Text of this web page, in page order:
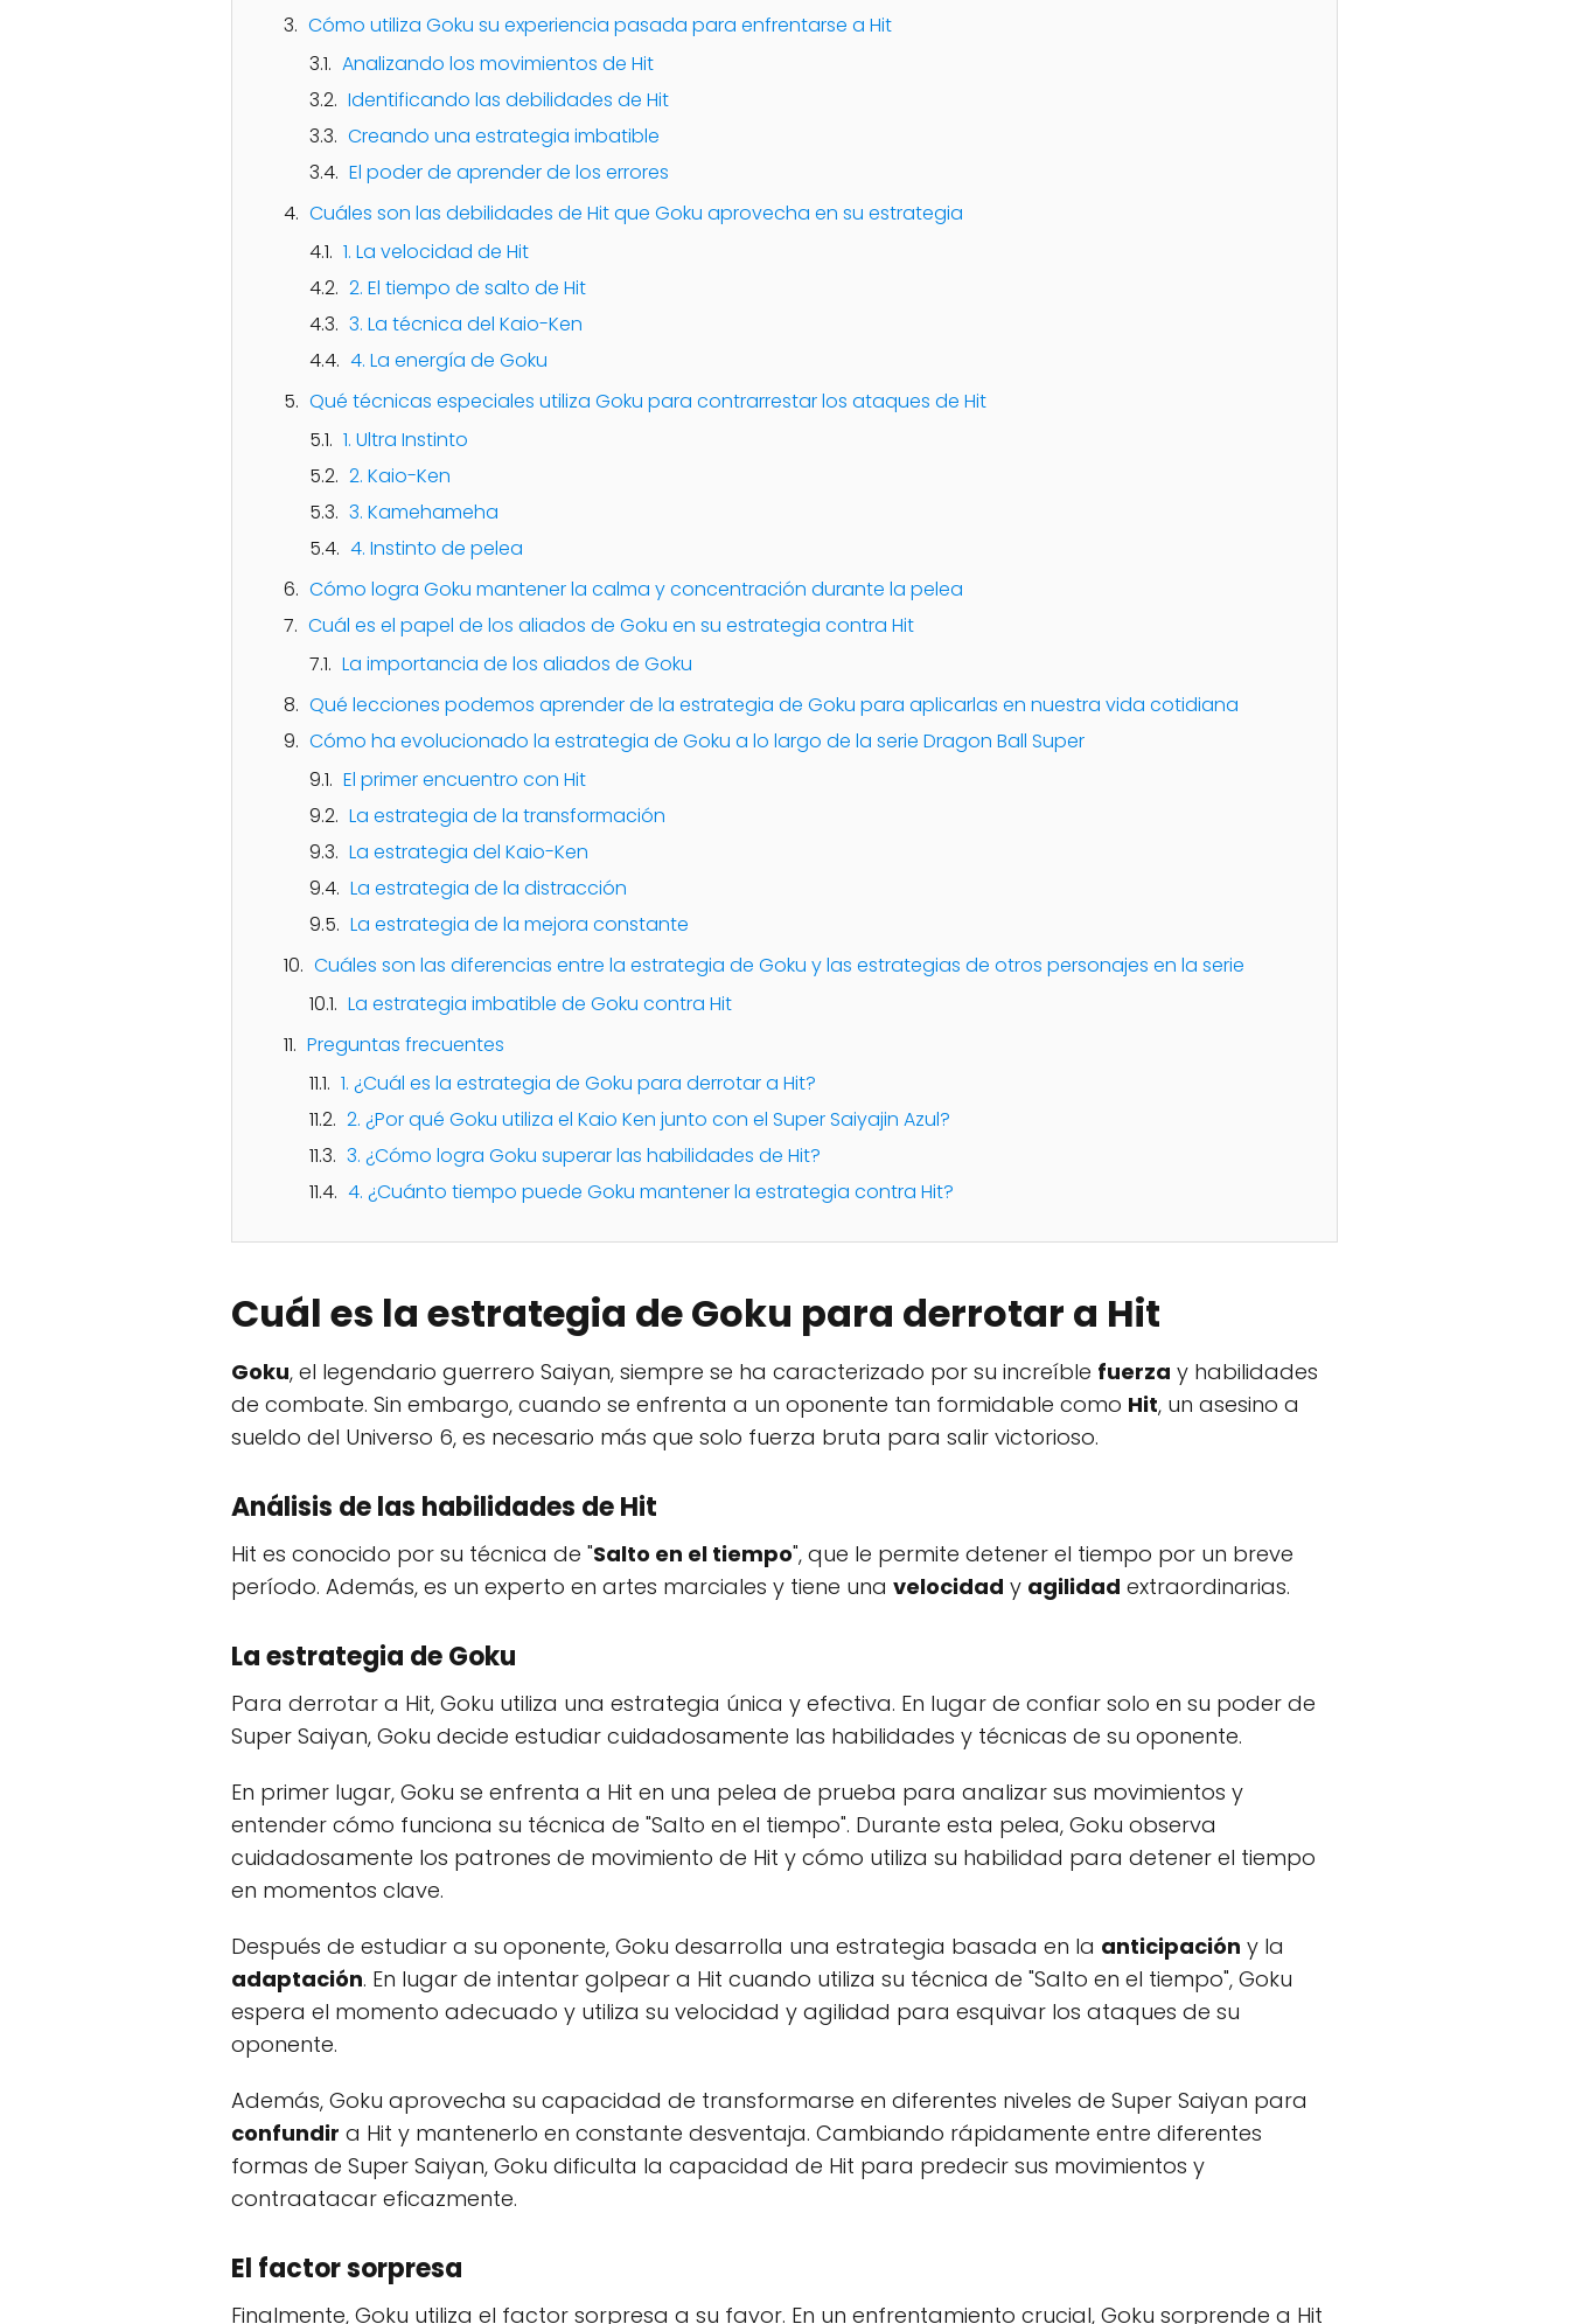
Cómo utiliza Goku su experiencia pasada para enfrentarse a Hit
Analizando los movimientos de Hit
Identificando las debilidades de Hit
Creando una estrategia imbatible
El poder de aprender de los errores
Cuáles son las debilidades de Hit que Goku aprovecha en su estrategia
1. La velocidad de Hit
2. El tiempo de salto de Hit
3. La técnica del Kaio-Ken
4. La energía de Goku
Qué técnicas especiales utiliza Goku para contrarrestar los ataques de Hit
1. Ultra Instinto
2. Kaio-Ken
3. Kamehameha
4. Instinto de pelea
Cómo logra Goku mantener la calma y concentración durante la pelea
Cuál es el papel de los aliados de Goku en su estrategia contra Hit
La importancia de los aliados de Goku
Qué lecciones podemos aprender de la estrategia de Goku para aplicarlas en nuestra vida cotidiana
Cómo ha evolucionado la estrategia de Goku a lo largo de la serie Dragon Ball Super
El primer encuentro con Hit
La estrategia de la transformación
La estrategia del Kaio-Ken
La estrategia de la distracción
La estrategia de la mejora constante
Cuáles son las diferencias entre la estrategia de Goku y las estrategias de otros personajes en la serie
La estrategia imbatible de Goku contra Hit
Preguntas frecuentes
1. ¿Cuál es la estrategia de Goku para derrotar a Hit?
2. ¿Por qué Goku utiliza el Kaio Ken junto con el Super Saiyajin Azul?
3. ¿Cómo logra Goku superar las habilidades de Hit?
4. ¿Cuánto tiempo puede Goku mantener la estrategia contra Hit?
Cuál es la estrategia de Goku para derrotar a Hit
Goku, el legendario guerrero Saiyan, siempre se ha caracterizado por su increíble fuerza y habilidades
de combate. Sin embargo, cuando se enfrenta a un oponente tan formidable como Hit, un asesino a
sueldo del Universo 6, es necesario más que solo fuerza bruta para salir victorioso.
Análisis de las habilidades de Hit
Hit es conocido por su técnica de "Salto en el tiempo", que le permite detener el tiempo por un breve
período. Además, es un experto en artes marciales y tiene una velocidad y agilidad extraordinarias.
La estrategia de Goku
Para derrotar a Hit, Goku utiliza una estrategia única y efectiva. En lugar de confiar solo en su poder de
Super Saiyan, Goku decide estudiar cuidadosamente las habilidades y técnicas de su oponente.
En primer lugar, Goku se enfrenta a Hit en una pelea de prueba para analizar sus movimientos y
entender cómo funciona su técnica de "Salto en el tiempo". Durante esta pelea, Goku observa
cuidadosamente los patrones de movimiento de Hit y cómo utiliza su habilidad para detener el tiempo
en momentos clave.
Después de estudiar a su oponente, Goku desarrolla una estrategia basada en la anticipación y la
adaptación. En lugar de intentar golpear a Hit cuando utiliza su técnica de "Salto en el tiempo", Goku
espera el momento adecuado y utiliza su velocidad y agilidad para esquivar los ataques de su
oponente.
Además, Goku aprovecha su capacidad de transformarse en diferentes niveles de Super Saiyan para
confundir a Hit y mantenerlo en constante desventaja. Cambiando rápidamente entre diferentes
formas de Super Saiyan, Goku dificulta la capacidad de Hit para predecir sus movimientos y
contraatacar eficazmente.
El factor sorpresa
Finalmente, Goku utiliza el factor sorpresa a su favor. En un enfrentamiento crucial, Goku sorprende a Hit